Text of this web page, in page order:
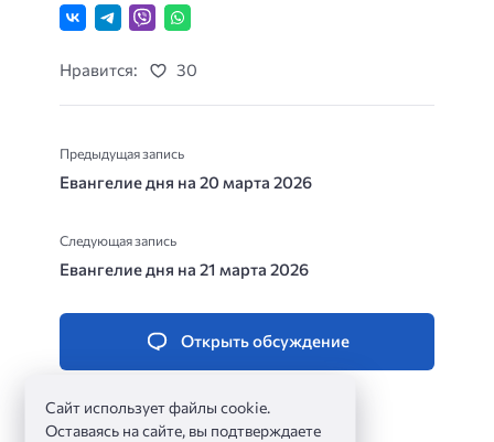
Нравится: 30
Предыдущая запись
Евангелие дня на 20 марта 2026
Следующая запись
Евангелие дня на 21 марта 2026
Открыть обсуждение
Сайт использует файлы cookie.
Оставаясь на сайте, вы подтверждаете